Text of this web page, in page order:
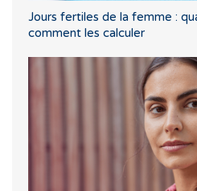
Jours fertiles de la femme :
comment les calculer